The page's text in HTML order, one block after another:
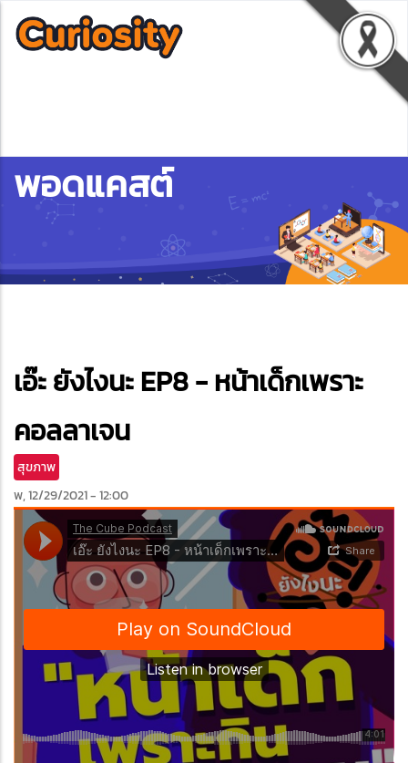
พอดแคสต์
เอ๊ะ ยังไงนะ EP8 - หน้าเด็กเพราะ
คอลลาเจน
สุขภาพ
พ, 12/29/2021 - 12:00